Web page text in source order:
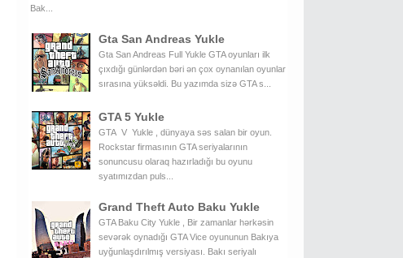
Bak...
Gta San Andreas Yukle
Gta San Andreas Full Yukle GTA oyunları ilk
çıxdığı günlərdən bəri ən çox oynanılan oyunlar
sırasına yüksəldi. Bu yazımda sizə GTA s...
GTA 5 Yukle
GTA V Yukle , dünyaya səs salan bir oyun.
Rockstar firmasının GTA seriyalarının
sonuncusu olaraq hazırladığı bu oyunu
syatımızdan puls...
Grand Theft Auto Baku Yukle
GTA Baku City Yukle , Bir zamanlar hərkəsin
sevərək oynadığı GTA Vice oyununun Bakıya
uyğunlaşdırılmış versiyası. Bakı seriyalı